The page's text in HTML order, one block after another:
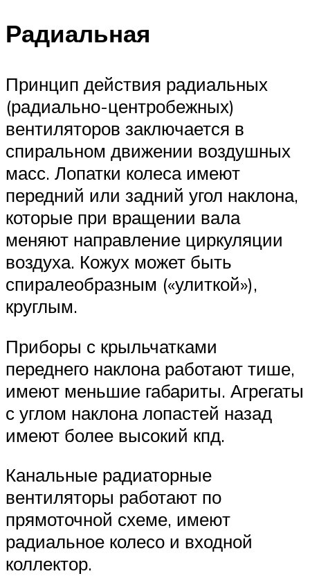
Радиальная
Принцип действия радиальных
(радиально-центробежных)
вентиляторов заключается в
спиральном движении воздушных
масс. Лопатки колеса имеют
передний или задний угол наклона,
которые при вращении вала
меняют направление циркуляции
воздуха. Кожух может быть
спиралеобразным («улиткой»),
круглым.
Приборы с крыльчатками
переднего наклона работают тише,
имеют меньшие габариты. Агрегаты
с углом наклона лопастей назад
имеют более высокий кпд.
Канальные радиаторные
вентиляторы работают по
прямоточной схеме, имеют
радиальное колесо и входной
коллектор.